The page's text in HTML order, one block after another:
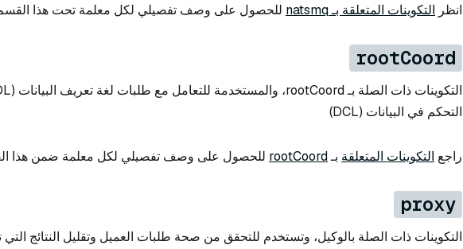
انظر التكوينات المتعلقة بـ natsmq للحصول على وصف تفصيلي لكل معلمة تحت هذا
rootCoord
التحكم في البيانات (DCL)
راجع التكوينات المتعلقة بـrootCoord للحصول على وصف تفصيلي لكل معلمة ضمن هذا
proxy
التكوينات ذات الصلة بالوكيل، وتستخدم للتحقق من صحة طلبات العميل وتقليل النتائج التي